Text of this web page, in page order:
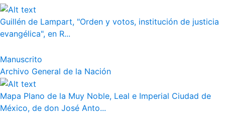
Guillén de Lampart, "Orden y votos, institución de justicia
evangélica", en R...
Manuscrito
Archivo General de la Nación
Mapa Plano de la Muy Noble, Leal e Imperial Ciudad de
México, de don José Anto...